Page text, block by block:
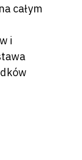
całym
i